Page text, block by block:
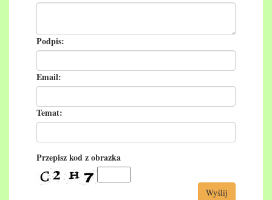
Podpis:
Email:
Temat:
Przepisz kod z obrazka
Wyślij